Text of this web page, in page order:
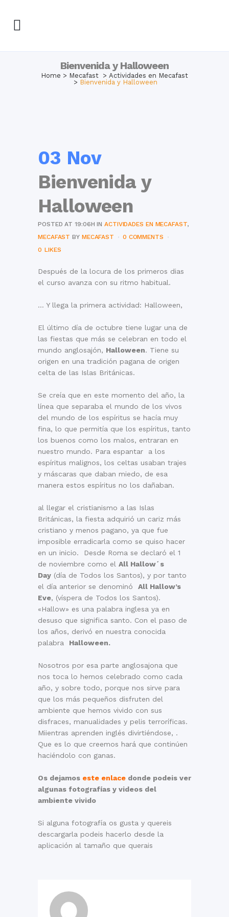
Bienvenida y Halloween
Home > Mecafast > Actividades en Mecafast
> Bienvenida y Halloween
03 Nov
Bienvenida y
Halloween
POSTED AT 19:06H INACTIVIDADES EN MECAFAST,
MECAFAST BY MECAFAST
0 COMMENTS
0 LIKES
Después de la locura de los primeros dias
el curso avanza con su ritmo habitual.
… Y llega la primera actividad: Halloween,
El último día de octubre tiene lugar una de
las fiestas que más se celebran en todo el
mundo anglosajón, Halloween. Tiene su
origen en una tradición pagana de origen
celta de las Islas Británicas.
Se creía que en este momento del año, la
línea que separaba el mundo de los vivos
del mundo de los espíritus se hacía muy
fina, lo que permitía que los espíritus, tanto
los buenos como los malos, entraran en
nuestro mundo. Para espantar a los
espíritus malignos, los celtas usaban trajes
y máscaras que daban miedo, de esa
manera estos espíritus no los dañaban.
al llegar el cristianismo a las Islas
Británicas, la fiesta adquirió un cariz más
cristiano y menos pagano, ya que fue
imposible erradicarla como se quiso hacer
en un inicio. Desde Roma se declaró el 1
de noviembre como el All Hallow´s
Day (día de Todos los Santos), y por tanto
el día anterior se denominó All Hallow’s
Eve, (víspera de Todos los Santos).
«Hallow» es una palabra inglesa ya en
desuso que significa santo. Con el paso de
los años, derivó en nuestra conocida
palabra Halloween.
Nosotros por esa parte anglosajona que
nos toca lo hemos celebrado como cada
año, y sobre todo, porque nos sirve para
que los más pequeños disfruten del
ambiente que hemos vivido con sus
disfraces, manualidades y pelis terroríficas.
Miientras aprenden inglés divirtiéndose, .
Que es lo que creemos hará que continúen
haciéndolo con ganas.
Os dejamos este enlace donde podeis ver
algunas fotografías y videos del
ambiente vivido
Si alguna fotografía os gusta y quereis
descargarla podeis hacerlo desde la
aplicación al tamaño que querais